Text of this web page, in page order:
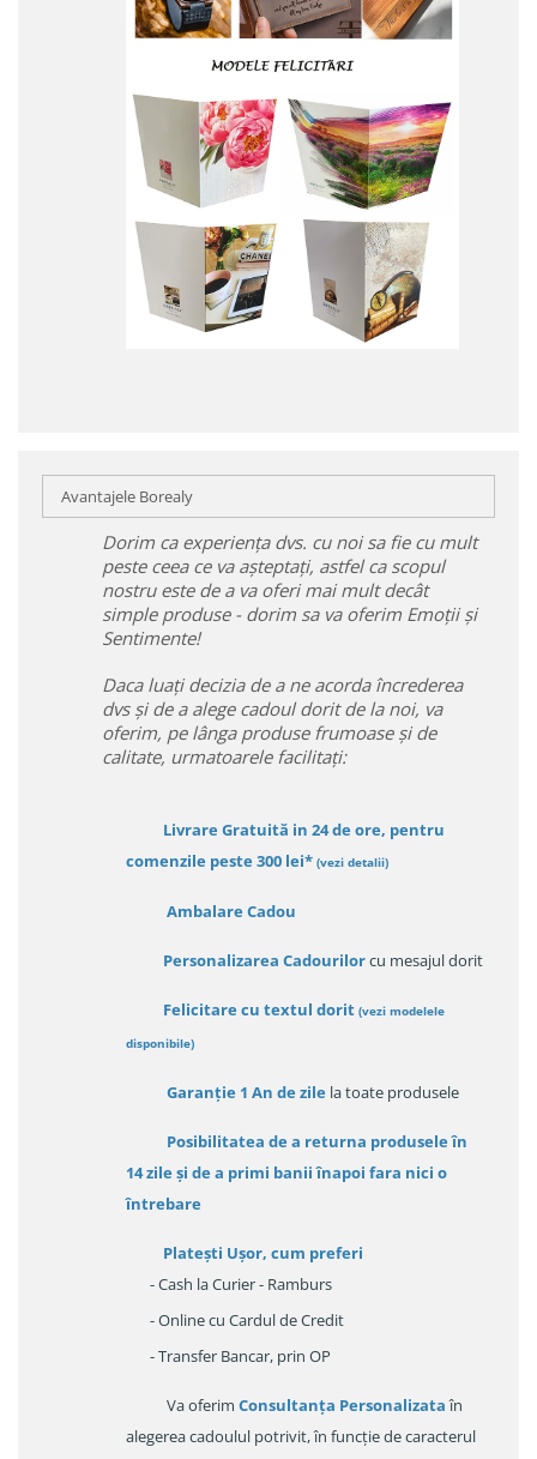
Avantajele Borealy
Dorim ca experiența dvs. cu noi sa fie cu mult
peste ceea ce va așteptați, astfel ca scopul
nostru este de a va oferi mai mult decât
simple produse - dorim sa va oferim Emoții și
Sentimente!
Daca luați decizia de a ne acorda încrederea
dvs și de a alege cadoul dorit de la noi, va
oferim, pe lânga produse frumoase și de
calitate, urmatoarele facilitați:
Livrare Gratuită in 24 de ore, pentru
comenzile peste 300 lei* (vezi detalii)
Ambalare Cadou
Personalizarea Cadourilorcu mesajul dorit
Felicitare cu textul dorit (vezi modelele
disponibile)
Garanție 1 An de zile la toate produsele
Posibilitatea de a returna produsele în
14 zileși de a primi banii înapoi fara nici o
întrebare
Platești Ușor, cum preferi
- Cash la Curier - Ramburs
- Online cu Cardul de Credit
- Transfer Bancar, prin OP
Va oferim Consultanța Personalizataîn
alegerea cadoulul potrivit, în funcție de caracterul